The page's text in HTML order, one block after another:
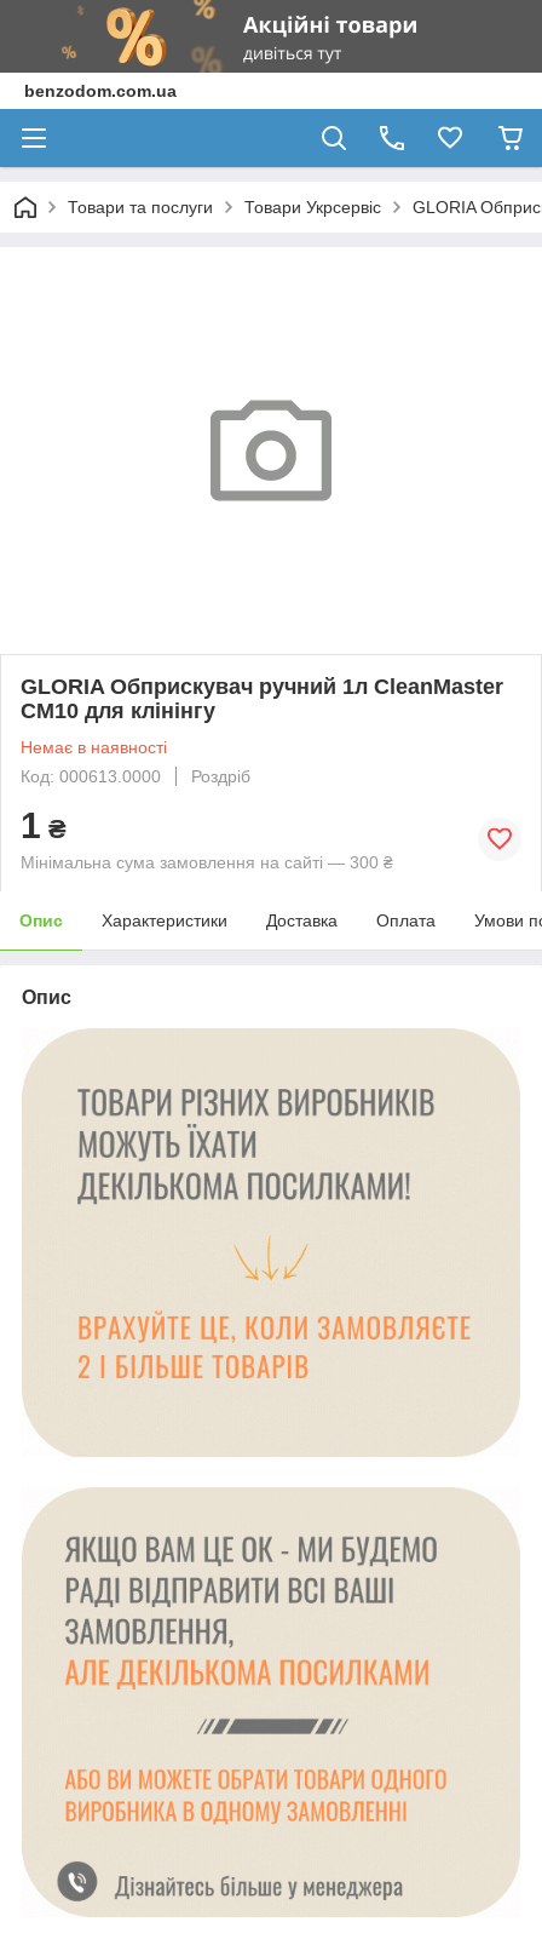
benzodom.com.ua
Товари та послуги Товари Укрсервіс GLORIA
GLORIA Обприскувач ручний 1л CleanMaster
CM10 для клінінгу
Немає в наявності
Код: 000613.0000
Роздріб
1 ₴
Мінімальна сума замовлення на сайті — 300 ₴
Опис Характеристики Доставка Оплата Умови
Опис